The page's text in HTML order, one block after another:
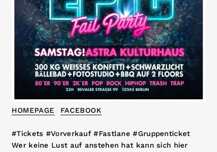
HOMEPAGE FACEBOOK
#Tickets #Vorverkauf #Fastlane #Gruppenticket
Wer keine Lust auf anstehen hat kann sich hier